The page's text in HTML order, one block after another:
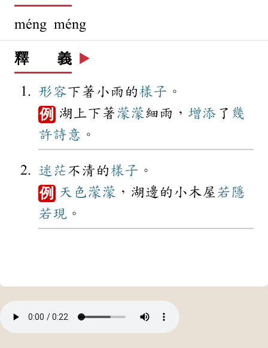
méng méng
釋 義 ▶️
形容下著小雨的樣子 。
例 湖上下著濛濛細雨， 增添 了 幾
許詩意 。
迷茫不清的樣子 。
例 天色濛濛 ，湖邊的小木屋 若隱
若現 。